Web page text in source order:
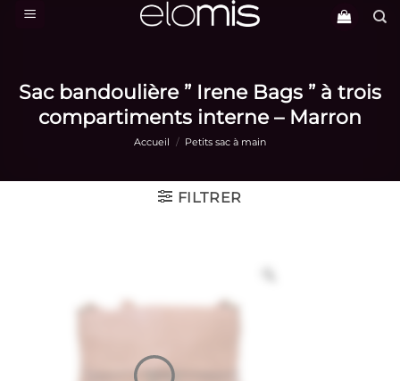
Passer
Sac bandoulière ” Irene Bags ” à trois
compartiments interne – Marron
Accueil / Petits sac à main
FILTRER